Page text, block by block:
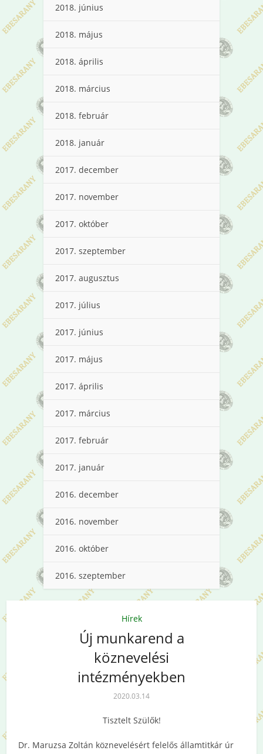
2018. június
2018. május
2018. április
2018. március
2018. február
2018. január
2017. december
2017. november
2017. október
2017. szeptember
2017. augusztus
2017. július
2017. június
2017. május
2017. április
2017. március
2017. február
2017. január
2016. december
2016. november
2016. október
2016. szeptember
Hírek
Új munkarend a
köznevelési
intézményekben
2020.03.14
Tisztelt Szülők!
Dr. Maruzsa Zoltán köznevelésért felelős államtitkár úr